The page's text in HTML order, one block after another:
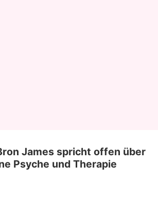
James spricht offen über
Psyche und Therapie